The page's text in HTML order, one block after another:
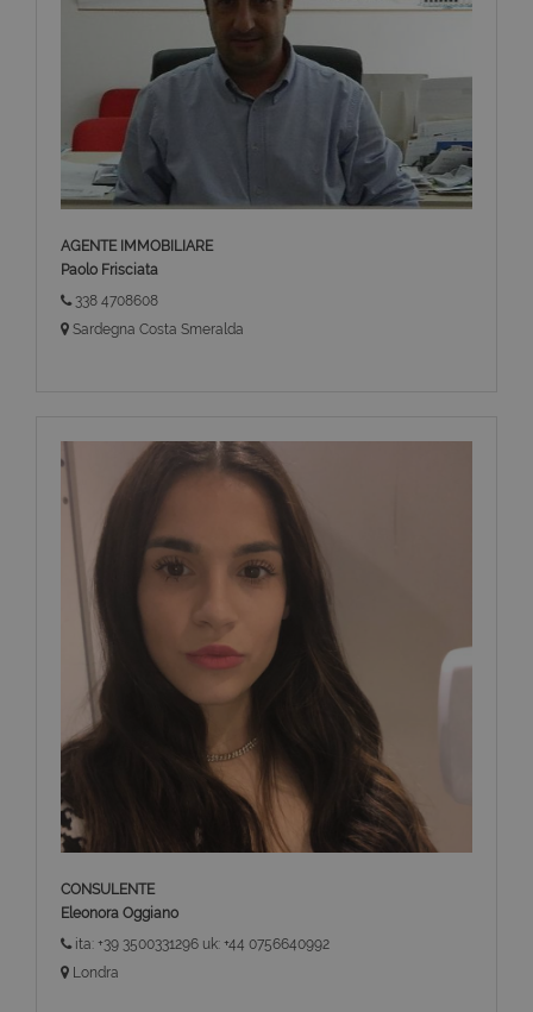
AGENTE IMMOBILIARE
Paolo Frisciata
338 4708608
Sardegna Costa Smeralda
CONSULENTE
Eleonora Oggiano
ita: +39 3500331296 uk: +44 0756640992
Londra